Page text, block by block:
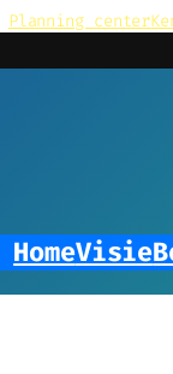
Planning center
HomeVisie